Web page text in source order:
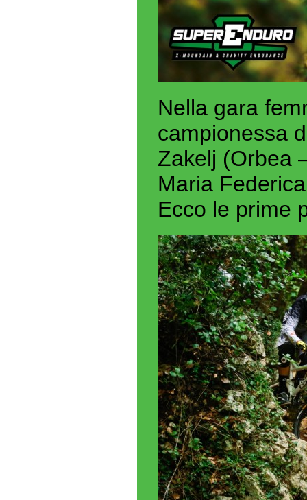
Nella gara
campionessa
Zakelj (Orbea
Maria
Ecco le prime